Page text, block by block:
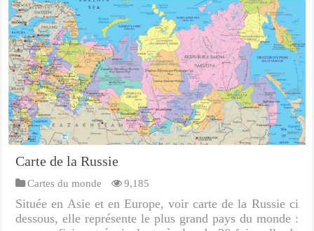
Carte de la Russie
Cartes du monde 9,185
Située en Asie et en Europe, voir carte de la Russie ci
dessous, elle représente le plus grand pays du monde :